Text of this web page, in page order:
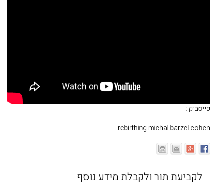
לקביעת תור ולקבלת מידע נוסף
פייסבוק :
rebirthing michal barzel cohen